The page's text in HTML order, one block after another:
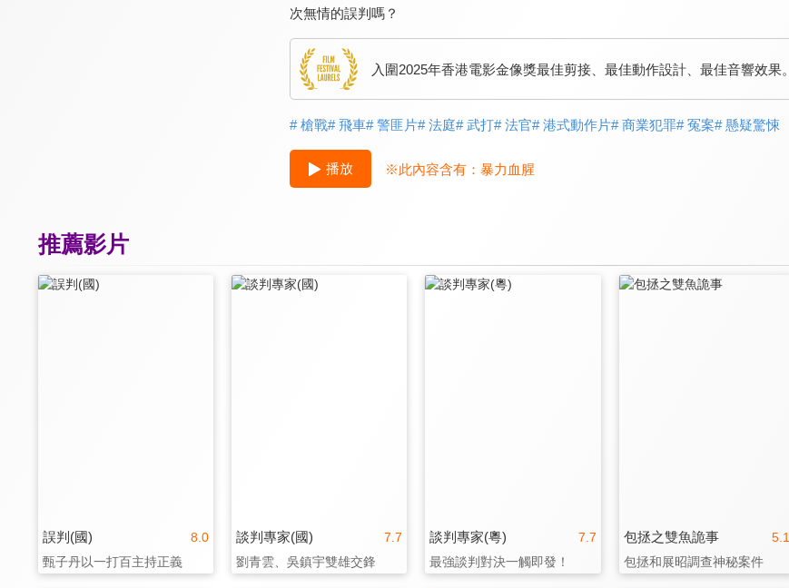
次無情的誤判嗎？
入圍2025年香港電影金像獎最佳剪接、最佳動作設計、最佳音響效果。
# 槍戰# 飛車# 警匪片# 法庭# 武打# 法官# 港式動作片# 商業犯罪# 冤案# 懸疑驚悚
播放 ※此內容含有： 暴力血腥
推薦影片
8.0
誤判(國)
甄子丹以一打百主持正義
7.7
談判專家(國)
劉青雲、吳鎮宇雙雄交鋒
7.7
談判專家(粵)
最強談判對決一觸即發！
5.1
包拯之雙魚詭事
包拯和展昭調查神秘案件